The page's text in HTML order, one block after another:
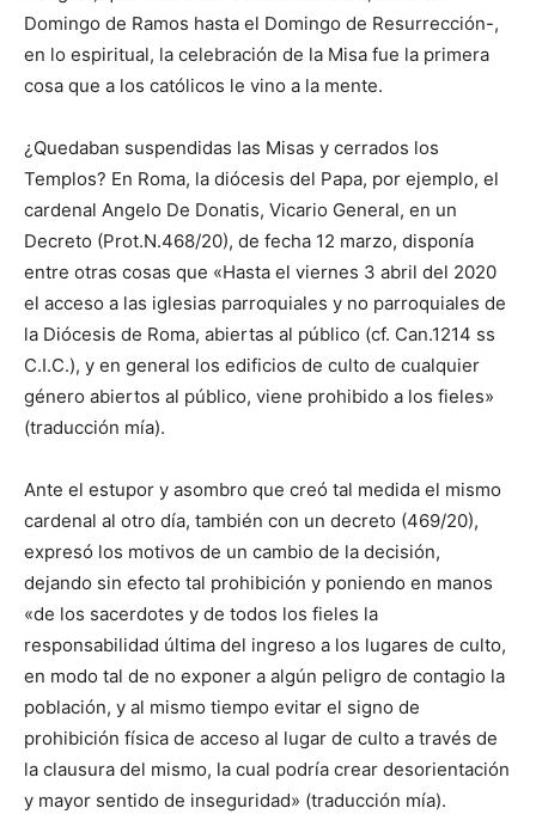
Domingo de Ramos hasta el Domingo de Resu­rrección-,
en lo espiritual, la celebración de la Misa fue la primera
cosa que a los cató­licos le vino a la mente.
¿Quedaban suspendidas las Misas y cerrados los
Templos? En Roma, la dió­cesis del Papa, por ejemplo, el
cardenal Angelo De Do­na­tis, Vicario General, en un
Decreto (Prot.N.468/20), de fecha 12 marzo, disponía
entre otras cosas que «Hasta el viernes 3 abril del 2020
el acceso a las iglesias parroquiales y no parroquiales de
la Diócesis de Roma, abiertas al público (cf. Can.1214 ss
C.I.C.), y en general los edificios de culto de cual­quier
género abiertos al pú­blico, viene prohibido a los fieles»
(traducción mía).
Ante el estupor y asombro que creó tal medida el mismo
cardenal al otro día, también con un decreto (469/20),
expresó los moti­vos de un cambio de la de­cisión,
dejando sin efecto tal prohibición y poniendo en manos
«de los sacerdotes y de todos los fieles la
responsabilidad última del ingreso a los lugares de culto,
en modo tal de no exponer a algún peligro de contagio la
población, y al mismo tiempo evitar el signo de
prohibición física de acceso al lugar de culto a través de
la clau­sura del mismo, la cual po­dría crear desorientación
y mayor sentido de inseguridad» (traducción mía).